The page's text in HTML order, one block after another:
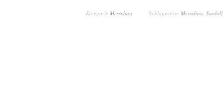
Kategorie Messebau Schlagwörter Messebau Sunhill